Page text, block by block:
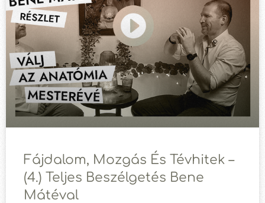
Fájdalom, Mozgás És Tévhitek –
(4.) Teljes Beszélgetés Bene
Mátéval